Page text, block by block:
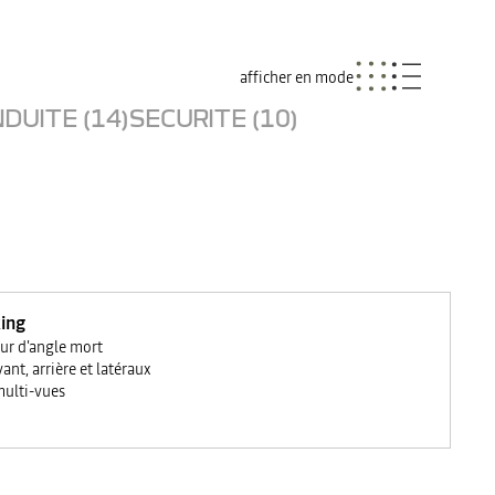
afficher en mode
(14)SECURITE (10)
d'angle mort
arrière et latéraux
vues